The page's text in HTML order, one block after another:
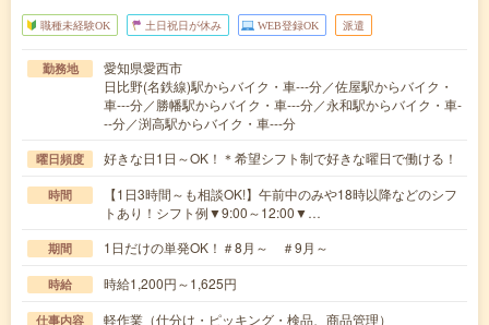
職種未経験OK 土日祝日が休み WEB登録OK 派遣
勤務地
愛知県愛西市
日比野(名鉄線)駅からバイク・車---分／佐屋駅からバイク・
車---分／勝幡駅からバイク・車---分／永和駅からバイク・車-
--分／渕高駅からバイク・車---分
曜日頻度 好きな日1日～OK！＊希望シフト制で好きな曜日で働ける！
時間
【1日3時間～も相談OK!】午前中のみや18時以降などのシフ
トあり！シフト例▼9:00～12:00▼…
期間 1日だけの単発OK！＃8月～ ＃9月～
時給 時給1,200円～1,625円
仕事内容
軽作業（仕分け・ピッキング・検品、商品管理）